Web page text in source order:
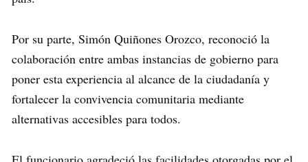
Por su parte, Simón Quiñones Orozco, reconoció la
colaboración entre ambas instancias de gobierno para
poner esta experiencia al alcance de la ciudadanía y
fortalecer la convivencia comunitaria mediante
alternativas accesibles para todos.